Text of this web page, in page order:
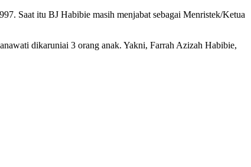
Saat itu BJ Habibie masih menjabat sebagai Menristek/Ketua
dikaruniai 3 orang anak. Yakni, Farrah Azizah Habibie,